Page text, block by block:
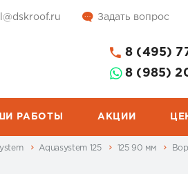
Задать вопрос
8 (495)
8 (985)
РАБОТЫ АКЦИИ
Aquasystem 125 125 90 мм